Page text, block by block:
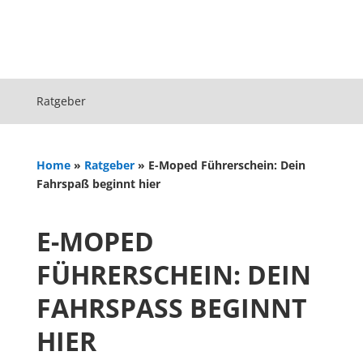
Ratgeber
Home» Ratgeber» E-Moped Führerschein: Dein
Fahrspaß beginnt hier
E-MOPED
FÜHRERSCHEIN: DEIN
FAHRSPASS BEGINNT H
IER